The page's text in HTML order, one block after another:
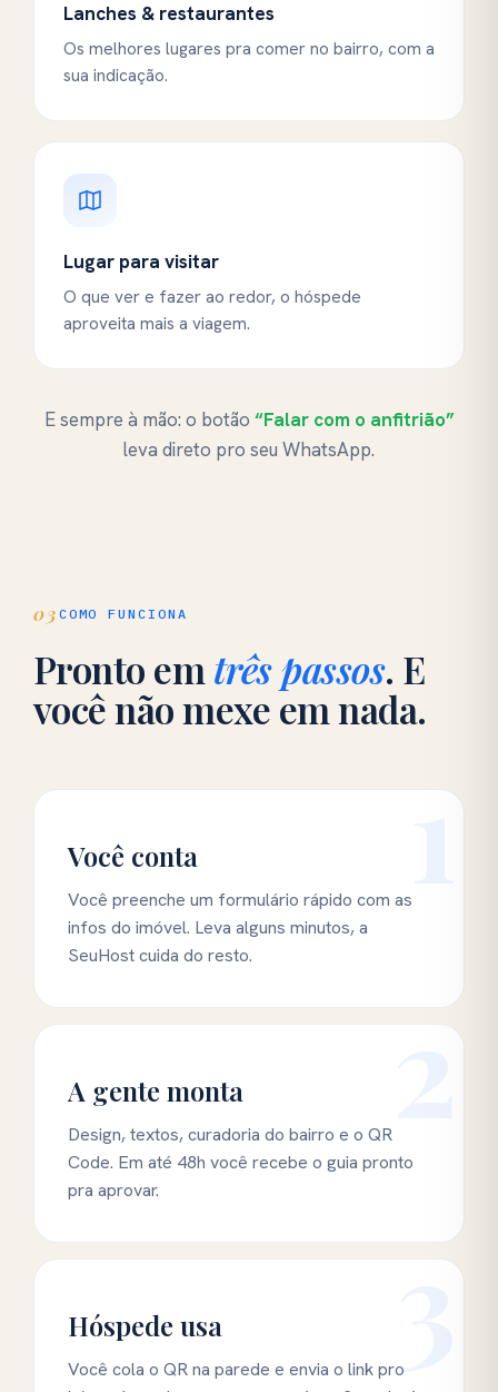
Lanches & restaurantes
Os melhores lugares pra comer no bairro, com a
sua indicação.
Lugar para visitar
O que ver e fazer ao redor, o hóspede
aproveita mais a viagem.
E sempre à mão: o botão “Falar com o anfitrião”
leva direto pro seu WhatsApp.
03 COMO FUNCIONA
Pronto em três passos. E
você não mexe em nada.
Você conta
Você preenche um formulário rápido com as
infos do imóvel. Leva alguns minutos, a
SeuHost cuida do resto.
A gente monta
Design, textos, curadoria do bairro e o QR
Code. Em até 48h você recebe o guia pronto
pra aprovar.
Hóspede usa
Você cola o QR na parede e envia o link pro